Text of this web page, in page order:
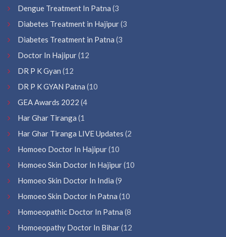
Dengue Treatment In Patna (3
Diabetes Treatment in Hajipur(3
Diabetes Treatment in Patna (3
Doctor In Hajipur(12
DR P K Gyan (12
DR P K GYAN Patna (10
GEA Awards 2022 (4
Har Ghar Tiranga (1
Har Ghar Tiranga LIVE Updates (2
Homoeo Doctor In Hajipur(10
Homoeo Skin Doctor In Hajipur(10
Homoeo Skin Doctor In India (9
Homoeo Skin Doctor In Patna (10
Homoeopathic Doctor In Patna (8
Homoeopathy Doctor In Bihar(12